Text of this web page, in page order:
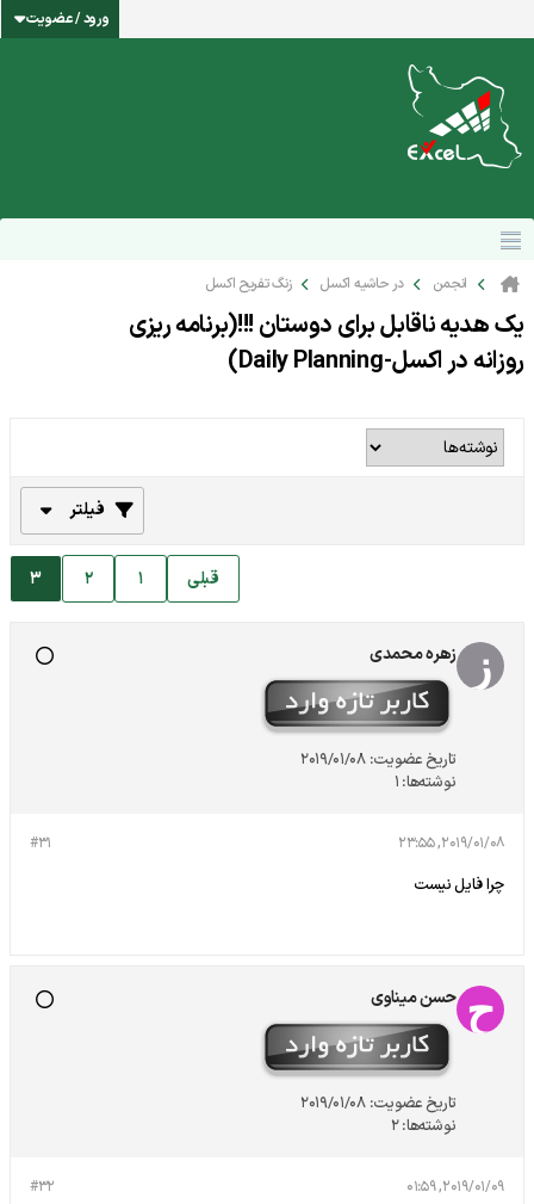
ورود / عضویت
انجمن در حاشیه اکسل زنگ تفریح اکسل
یک هدیه ناقابل برای دوستان !!!(برنامه ریزی
روزانه در اکسل-Daily Planning)
فیلتر
قبلی 1
2
3
زهره محمدی
تاریخ عضویت: 2019/01/08
نوشته‌ها: 1
#31 2019/01/08, 23:55
چرا فایل نیست
حسن میناوی
تاریخ عضویت: 2019/01/08
نوشته‌ها:2
#32 2019/01/09, 01:59